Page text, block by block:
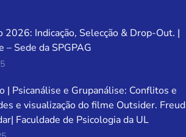
2026: Indicação, Selecção & Drop-Out. |
– Sede da SPGPAG
| Psicanálise e Grupanálise: Conflitos e
e visualização do filme Outsider. Freud
Faculdade de Psicologia da UL